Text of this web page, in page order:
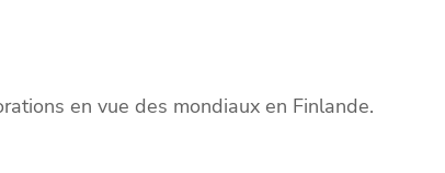
en vue des mondiaux en Finlande.